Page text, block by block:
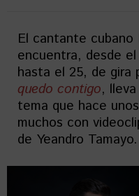
El cantante cubano
encuentra, desde
hasta el 25, de gira
quedo contigo,
tema que hace
muchos con
de Yeandro Tamayo.